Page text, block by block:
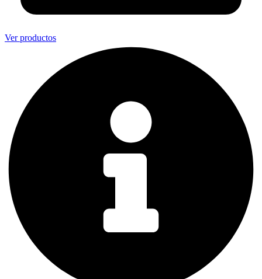
Ver productos